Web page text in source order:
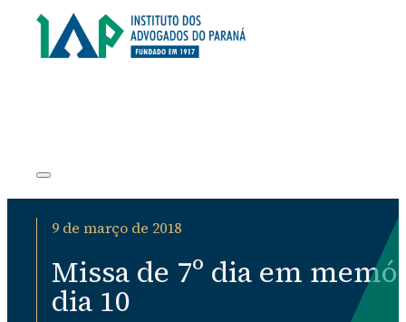
9 de março de 2018
Missa de 7º dia em
dia 10